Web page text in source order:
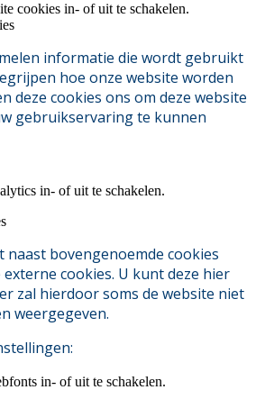
cookies in- of uit te schakelen.
informatie die wordt gebruikt
hoe onze website worden
deze cookies ons om deze website
gebruikservaring te kunnen
in- of uit te schakelen.
naast bovengenoemde cookies
cookies. U kunt deze hier
zal hierdoor soms de website niet
weergegeven.
in- of uit te schakelen.